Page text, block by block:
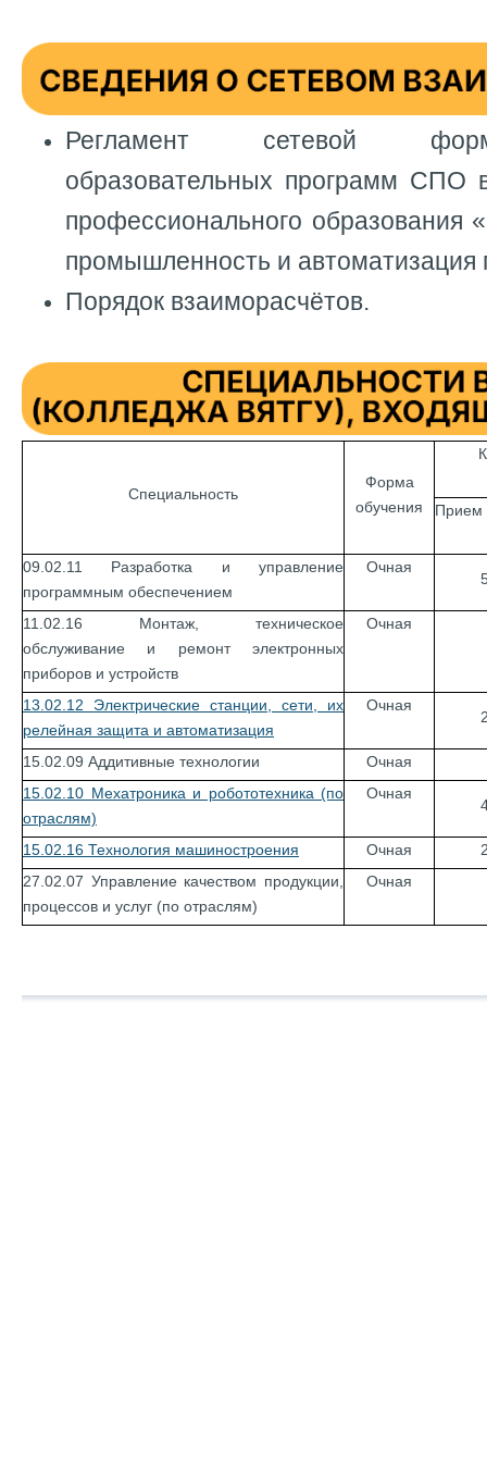
Регламент сетевой
образовательных программ СПО
профессионального образования
промышленность и автоматизация
Порядок взаиморасчётов.
Специальность
Форма
обучения
Прием
09.02.11 Разработка и управление
программным обеспечением
Очная
11.02.16 Монтаж, техническое
обслуживание и ремонт электронных
приборов и устройств
Очная
13.02.12 Электрические станции, сети, их
релейная защита и автоматизация
Очная
15.02.09 Аддитивные технологии
Очная
15.02.10 Мехатроника и робототехника (по
отраслям)
Очная
15.02.16 Технология машиностроения Очная
27.02.07 Управление качеством продукции,
процессов и услуг (по отраслям)
Очная